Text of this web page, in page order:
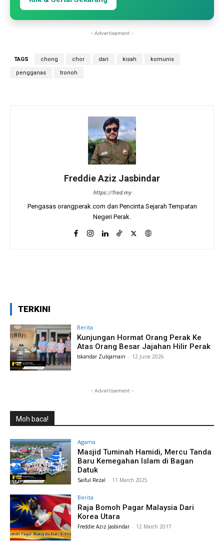
- Advertisement -
TAGS chong chor dari kisah komunis
pengganas tronoh
Freddie Aziz Jasbindar
https://fred.my
Pengasas orangperak.com dan Pencinta Sejarah Tempatan
Negeri Perak.
TERKINI
Berita
Kunjungan Hormat Orang Perak Ke
Atas Orang Besar Jajahan Hilir Perak
Iskandar Zulqarnain - 12 June 2026
- Advertisement -
Moh baca!
Agama
Masjid Tuminah Hamidi, Mercu Tanda
Baru Kemegahan Islam di Bagan
Datuk
Saiful Rezal - 11 March 2025
Berita
Raja Bomoh Pagar Malaysia Dari
Korea Utara
Freddie Aziz Jasbindar - 12 March 2017